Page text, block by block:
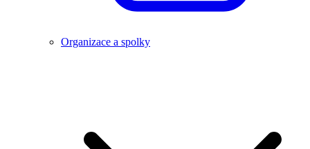
Organizace a spolky